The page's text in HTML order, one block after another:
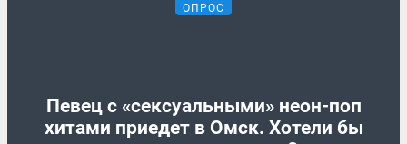
ОПРОС
Певец с «сексуальными» неон-поп
хитами приедет в Омск. Хотели бы